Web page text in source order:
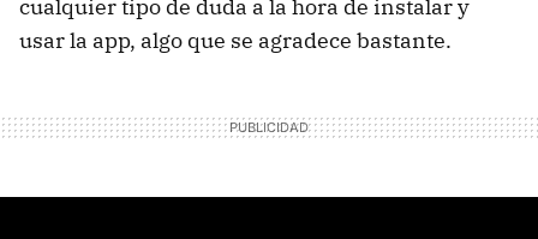
cualquier tipo de duda a la hora de instalar y
usar la app, algo que se agradece bastante.